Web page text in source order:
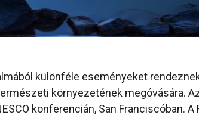
különféle eseményeket
környezetének megóvására.
konferencián, San Franciscóban.